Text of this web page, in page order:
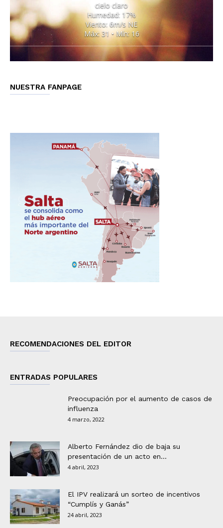
cielo claro
Humedad: 17%
Viento: 6m/s NE
Máx: 31 • Mín: 16
NUESTRA FANPAGE
RECOMENDACIONES DEL EDITOR
ENTRADAS POPULARES
Preocupación por el aumento de casos de
influenza
4 marzo, 2022
Alberto Fernández dio de baja su
presentación de un acto en...
4 abril, 2023
El IPV realizará un sorteo de incentivos
“Cumplís y Ganás”
24 abril, 2023